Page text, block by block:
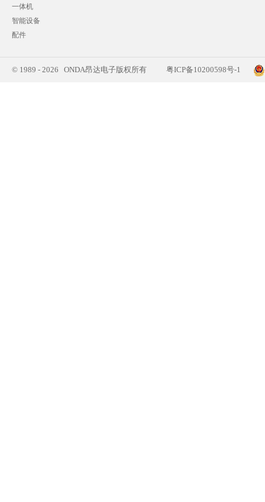
一体机
智能设备
配件
© 1989 - 2026 ONDA昂达电子版权所有 粤ICP备10200598号-1